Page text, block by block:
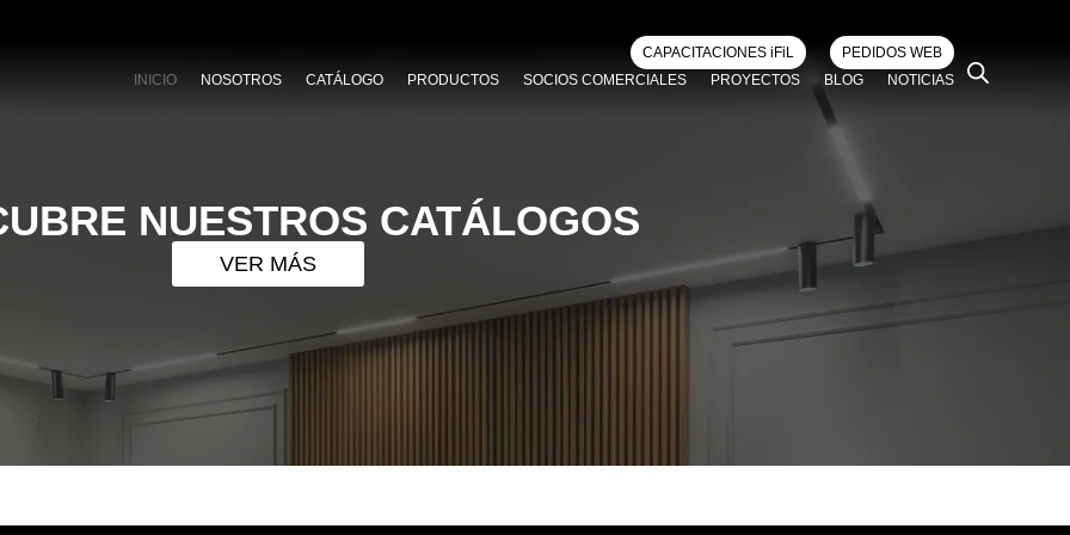
CAPACITACIONES iFiL
PEDIDOS WEB
INICIO
NOSOTROS CATÁLOGO PRODUCTOS SOCIOS COMERCIALES PROYECTOS BLOG NOTICIAS
NUESTROS CATÁLOGOS
VER MÁS